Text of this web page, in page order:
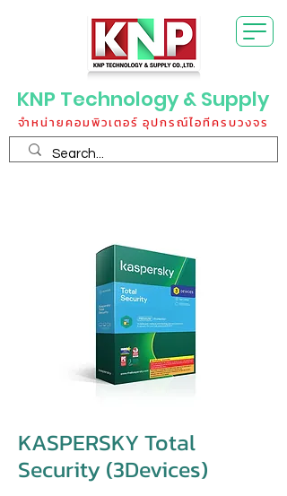
KNP Technology & Supply
จำหน่ายคอมพิวเตอร์ อุปกรณ์ไอทีครบวงจร
KASPERSKY Total
Security (3Devices)